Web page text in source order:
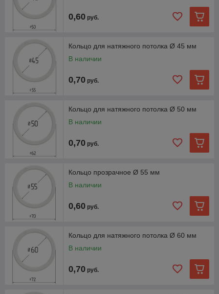
0,60 руб.
Кольцо для натяжного потолка Ø 45 мм
В наличии
0,70 руб.
Кольцо для натяжного потолка Ø 50 мм
В наличии
0,70 руб.
Кольцо прозрачное Ø 55 мм
В наличии
0,60 руб.
Кольцо для натяжного потолка Ø 60 мм
В наличии
0,70 руб.